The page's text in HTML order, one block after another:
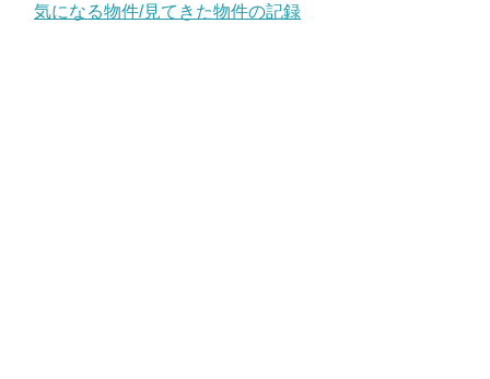
気になる物件/見てきた物件の記録